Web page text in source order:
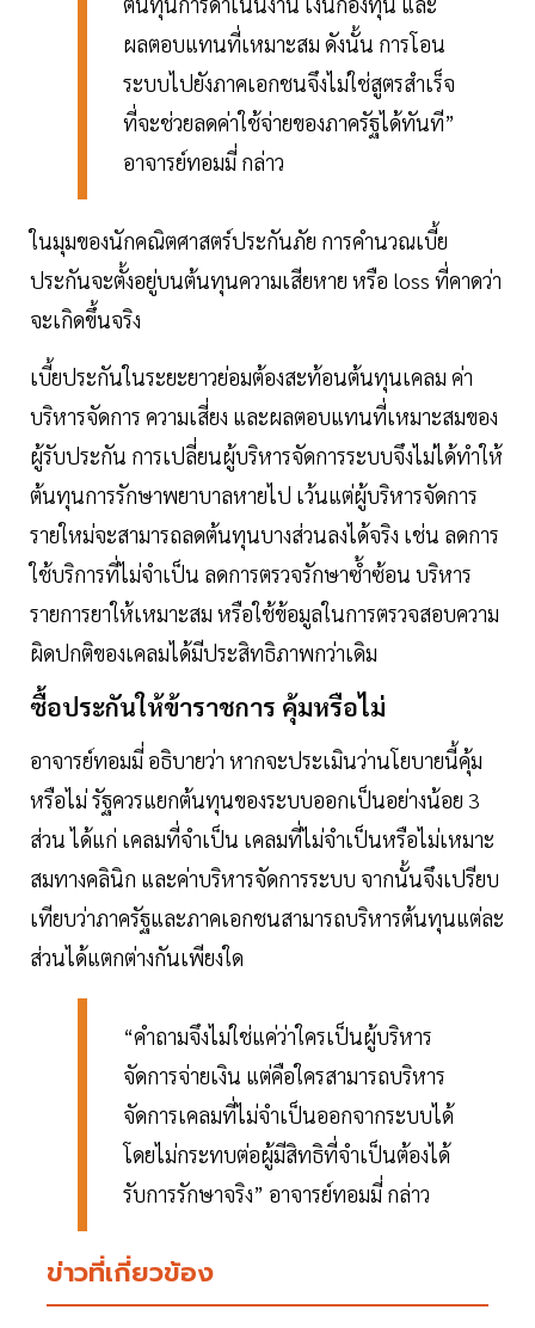
ผลตอบแทนที่เหมาะสม ดังนั้น การโอน
ระบบไปยังภาคเอกชนจึงไม่ใช่สูตรสำเร็จ
ที่จะช่วยลดค่าใช้จ่ายของภาครัฐได้ทันที”
อาจารย์ทอมมี่ กล่าว
ในมุมของนักคณิตศาสตร์ประกันภัย การคำนวณเบี้ย
ประกันจะตั้งอยู่บนต้นทุนความเสียหาย หรือ loss ที่คาดว่า
จะเกิดขึ้นจริง
เบี้ยประกันในระยะยาวย่อมต้องสะท้อนต้นทุนเคลม ค่า
บริหารจัดการ ความเสี่ยง และผลตอบแทนที่เหมาะสมของ
ผู้รับประกัน การเปลี่ยนผู้บริหารจัดการระบบจึงไม่ได้ทำให้
ต้นทุนการรักษาพยาบาลหายไป เว้นแต่ผู้บริหารจัดการ
รายใหม่จะสามารถลดต้นทุนบางส่วนลงได้จริง เช่น ลดการ
ใช้บริการที่ไม่จำเป็น ลดการตรวจรักษาซ้ำซ้อน บริหาร
รายการยาให้เหมาะสม หรือใช้ข้อมูลในการตรวจสอบความ
ผิดปกติของเคลมได้มีประสิทธิภาพกว่าเดิม
ซื้อประกันให้ข้าราชการ คุ้มหรือไม่
อาจารย์ทอมมี่ อธิบายว่า หากจะประเมินว่านโยบายนี้คุ้ม
หรือไม่ รัฐควรแยกต้นทุนของระบบออกเป็นอย่างน้อย 3
ส่วน ได้แก่ เคลมที่จำเป็น เคลมที่ไม่จำเป็นหรือไม่เหมาะ
สมทางคลินิก และค่าบริหารจัดการระบบ จากนั้นจึงเปรียบ
เทียบว่าภาครัฐและภาคเอกชนสามารถบริหารต้นทุนแต่ละ
ส่วนได้แตกต่างกันเพียงใด
“คำถามจึงไม่ใช่แค่ว่าใครเป็นผู้บริหาร
จัดการจ่ายเงิน แต่คือใครสามารถบริหาร
จัดการเคลมที่ไม่จำเป็นออกจากระบบได้
โดยไม่กระทบต่อผู้มีสิทธิที่จำเป็นต้องได้
รับการรักษาจริง” อาจารย์ทอมมี่ กล่าว
ข่าวที่เกี่ยวข้อง